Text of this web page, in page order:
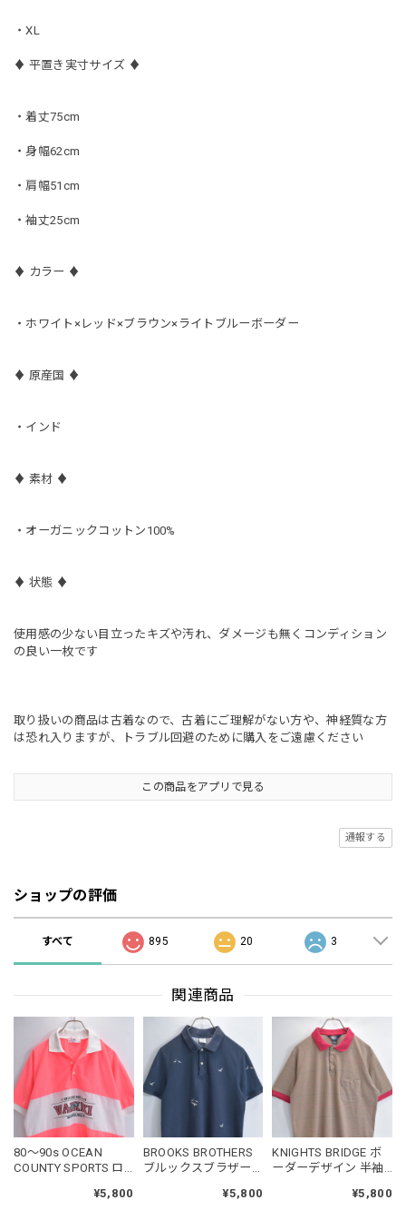
・XL
♦︎ 平置き実寸サイズ ♦︎
・着丈75cm
・身幅62cm
・肩幅51cm
・袖丈25cm
♦︎ カラー ♦︎
・ホワイト×レッド×ブラウン×ライトブルーボーダー
♦︎ 原産国 ♦︎
・インド
♦︎ 素材 ♦︎
・オーガニックコットン100%
♦︎ 状態 ♦︎
使用感の少ない目立ったキズや汚れ、ダメージも無くコンディション
の良い一枚です
取り扱いの商品は古着なので、古着にご理解がない方や、神経質な方
は恐れ入りますが、トラブル回避のために購入をご遠慮ください
この商品をアプリで見る
通報する
ショップの評価
すべて 895 20 3
関連商品
80～90s OCEAN
COUNTY SPORTS ロ
ー ポロシャツ プルオ
¥5,800
BROOKS BROTHERS
ブルックスブラザー
ン 鹿の子 ポロシャツ
¥5,800
KNIGHTS BRIDGE ボ
ーダーデザイン 半袖
ラシックスタイル¥5,800